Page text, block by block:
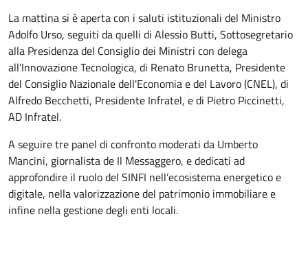
La mattina si è aperta con i saluti istituzionali del Ministro
Adolfo Urso, seguiti da quelli di Alessio Butti, Sottosegretario
alla Presidenza del Consiglio dei Ministri con delega
all’Innovazione Tecnologica, di Renato Brunetta, Presidente
del Consiglio Nazionale dell'Economia e del Lavoro (CNEL), di
Alfredo Becchetti, Presidente Infratel, e di Pietro Piccinetti,
AD Infratel.
A seguire tre panel di confronto moderati da Umberto
Mancini, giornalista de Il Messaggero, e dedicati ad
approfondire il ruolo del SINFI nell’ecosistema energetico e
digitale, nella valorizzazione del patrimonio immobiliare e
infine nella gestione degli enti locali.